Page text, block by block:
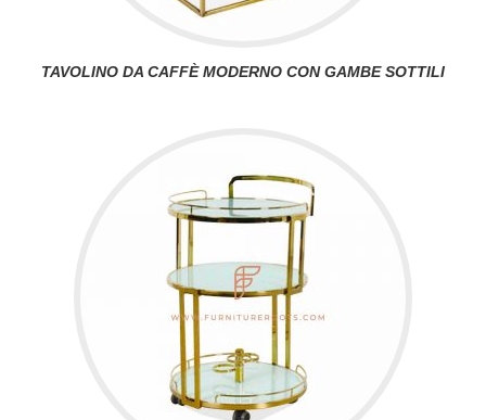
TAVOLINO DA CAFFÈ MODERNO CON GAMBE SOTTILI